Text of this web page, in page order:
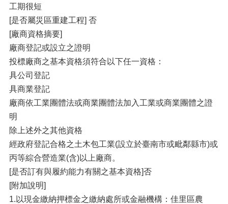
工期很短
[是否屬災區重建工程] 否
[廠商資格摘要]
廠商登記或設立之證明
投標廠商之基本資格須符合以下任一資格：
具公司登記
具商業登記
廠商依工業團體法或商業團體法加入工業或商業團體之證
明
除上述外之其他資格
經政府登記合格之土木包工業(設立於臺南市或毗鄰縣市)或
丙等綜合營造業(含)以上廠商。
[是否訂有與履約能力有關之基本資格]否
[附加說明]
1.以現金繳納押標金之繳納處所或金融機構：佳里區農